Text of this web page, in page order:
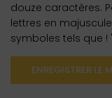
douze caractères.
lettres en
symboles tels que !
ENREGISTRER LE